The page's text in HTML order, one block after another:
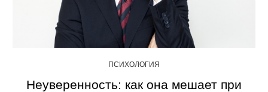
ПСИХОЛОГИЯ
Неуверенность: как она мешает при